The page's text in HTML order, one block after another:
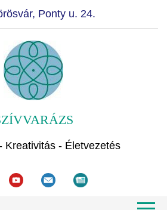
Ponty u. 24.
Kreativitás - Életvezetés